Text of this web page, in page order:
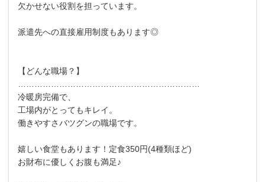
欠かせない役割を担っています。
派遣先への直接雇用制度もあります◎
【どんな職場？】
冷暖房完備で、
工場内がとってもキレイ。
働きやすさバツグンの職場です。
嬉しい食堂もあります！定食350円(4種類ほど)
お財布に優しくお腹も満足♪